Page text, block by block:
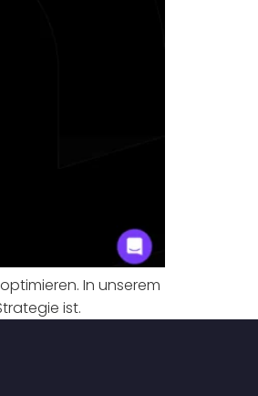
In unserem
ist.